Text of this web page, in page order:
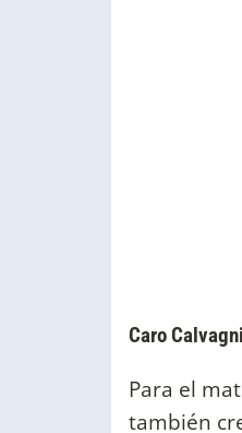
Caro
Para el
también